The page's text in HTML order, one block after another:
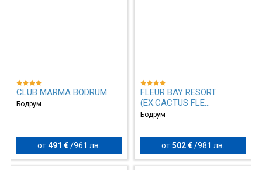
CLUB MARMA BODRUM
Бодрум
от491 € /961 лв.
FLEUR BAY RESORT
(EX.CACTUS FLE...
Бодрум
от502 €/981 лв.